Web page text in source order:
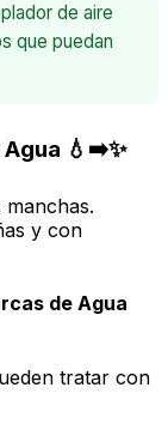
de aire
que puedan
💧➡️✨
manchas.
y con
de Agua
tratar con